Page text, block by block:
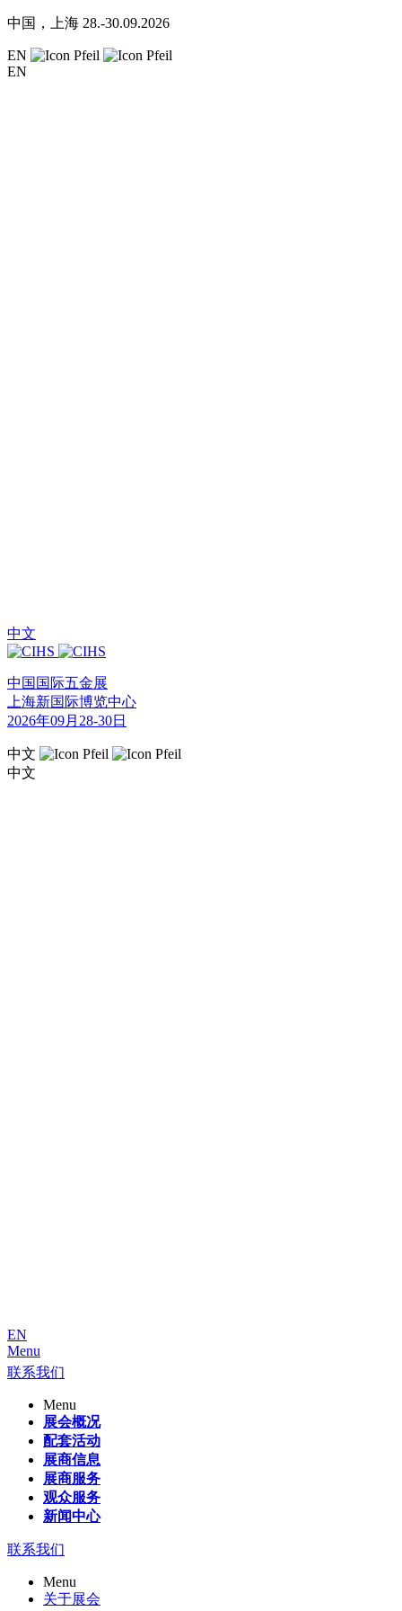
中国，上海 28.-30.09.2026
EN
EN
中文
中国国际五金展
上海新国际博览中心
2026年09月28-30日
中文
中文
EN
Menu
联系我们
Menu
展会概况
配套活动
展商信息
展商服务
观众服务
新闻中心
联系我们
Menu
关于展会